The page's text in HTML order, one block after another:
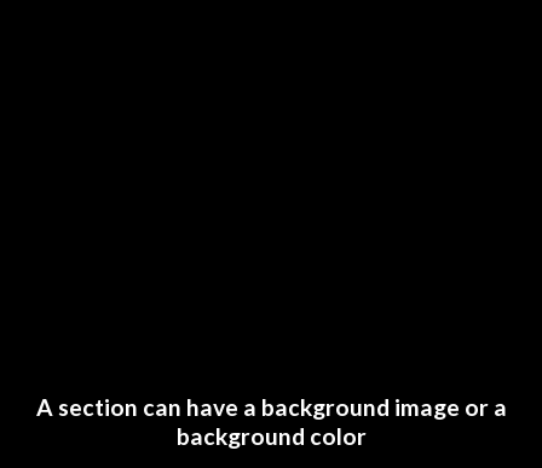
A section can have a background image or a
background color